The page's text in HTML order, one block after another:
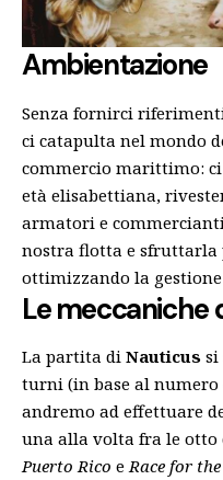
Ambientazione
Senza fornirci
ci catapulta nel mondo
commercio marittimo:
età elisabettiana,
armatori e
nostra flotta e sfruttarla
ottimizzando la
Le meccaniche
La partita di Nauticus si
turni (in base al
andremo ad effettuare
una alla volta fra le otto
Puerto Rico e Race for